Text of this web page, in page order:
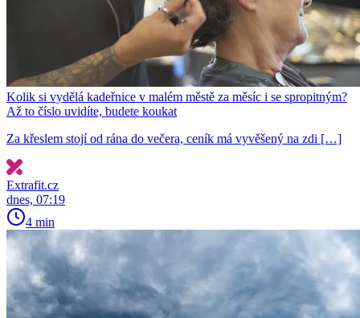
Kolik si vydělá kadeřnice v malém městě za měsíc i se spropitným?
Až to číslo uvidíte, budete koukat
Za křeslem stojí od rána do večera, ceník má vyvěšený na zdi […]
Extrafit.cz
dnes, 07:19
4 min